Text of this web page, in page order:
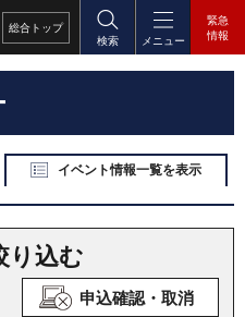
総合 トップ
検索
メニュー
緊急
情報
イベント情報一覧を表示
り込む
申込確認・取消